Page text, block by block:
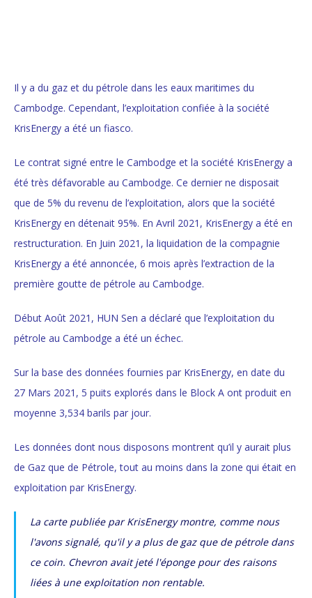
Il y a du gaz et du pétrole dans les eaux maritimes du
Cambodge. Cependant, l’exploitation confiée à la société
KrisEnergy a été un fiasco.
Le contrat signé entre le Cambodge et la société KrisEnergy a
été très défavorable au Cambodge. Ce dernier ne disposait
que de 5% du revenu de l’exploitation, alors que la société
KrisEnergy en détenait 95%. En Avril 2021, KrisEnergy a été en
restructuration. En Juin 2021, la liquidation de la compagnie
KrisEnergy a été annoncée, 6 mois après l’extraction de la
première goutte de pétrole au Cambodge.
Début Août 2021, HUN Sen a déclaré que l’exploitation du
pétrole au Cambodge a été un échec.
Sur la base des données fournies par KrisEnergy, en date du
27 Mars 2021, 5 puits explorés dans le Block A ont produit en
moyenne 3,534 barils par jour.
Les données dont nous disposons montrent qu’il y aurait plus
de Gaz que de Pétrole, tout au moins dans la zone qui était en
exploitation par KrisEnergy.
La carte publiée par KrisEnergy montre, comme nous
l'avons signalé, qu'il y a plus de gaz que de pétrole dans
ce coin. Chevron avait jeté l'éponge pour des raisons
liées à une exploitation non rentable.